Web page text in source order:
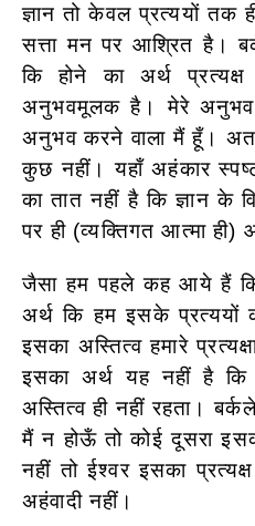
ज्ञान तो केवल प्रत्ययों तक
सत्ता मन पर आश्रित है।
कि होने का अर्थ
अनुभवमूलक है। मेरे अनुभव
अनुभव करने वाला मैं हूँ।
कुछ नहीं। यहाँ अहंकार
का तात नहीं है कि ज्ञान के
पर ही (व्यक्तिगत आत्मा ही)
जैसा हम पहले कह आये हैं
अर्थ कि हम इसके प्रत्ययों
इसका अस्तित्व हमारे
इसका अर्थ यह नहीं है कि
अस्तित्व ही नहीं रहता।
मैं न होऊँ तो कोई दूसरा
नहीं तो ईश्वर इसका
अहंवादी नहीं।